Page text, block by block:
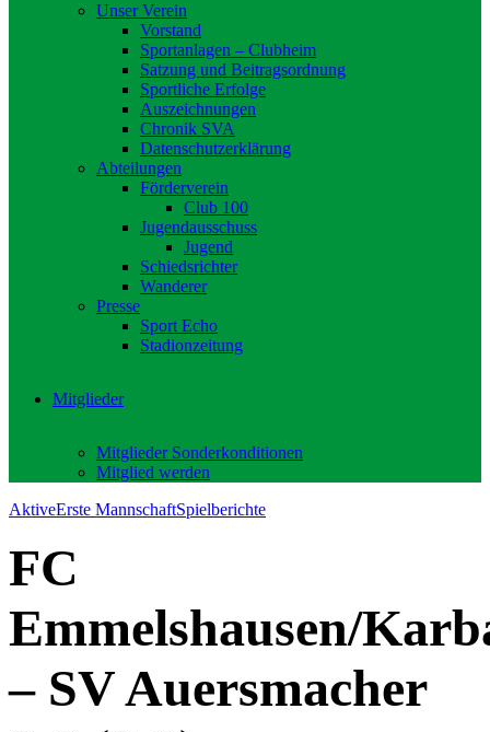
Unser Verein
Vorstand
Sportanlagen – Clubheim
Satzung und Beitragsordnung
Sportliche Erfolge
Auszeichnungen
Chronik SVA
Datenschutzerklärung
Abteilungen
Förderverein
Club 100
Jugendausschuss
Jugend
Schiedsrichter
Wanderer
Presse
Sport Echo
Stadionzeitung
Mitglieder
Mitglieder Sonderkonditionen
Mitglied werden
AktiveErste MannschaftSpielberichte
FC
Emmelshausen/
– SV Auersmacher